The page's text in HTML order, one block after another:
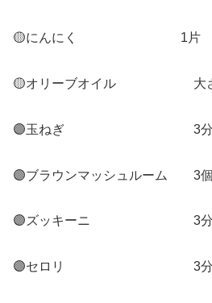
🟡にんにく 1片
🟡オリーブオイル 大さ
🟣玉ねぎ 3分の
🟣ブラウンマッシュルーム 3個
🟣ズッキーニ 3分
🟣セロリ 3分の